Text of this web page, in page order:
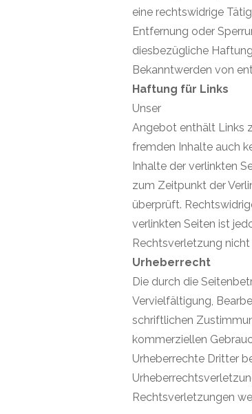
eine rechtswidrige
Entfernung oder
diesbezügliche
Bekanntwerden von
Haftung für Links
Unser
Angebot enthält Links
fremden Inhalte auch
Inhalte der verlinkten
zum Zeitpunkt der
überprüft.
verlinkten Seiten ist
Rechtsverletzung
Urheberrecht
Die durch die
Vervielfältigung,
schriftlichen
kommerziellen
Urheberrechte Dritter
Rechtsverletzungen